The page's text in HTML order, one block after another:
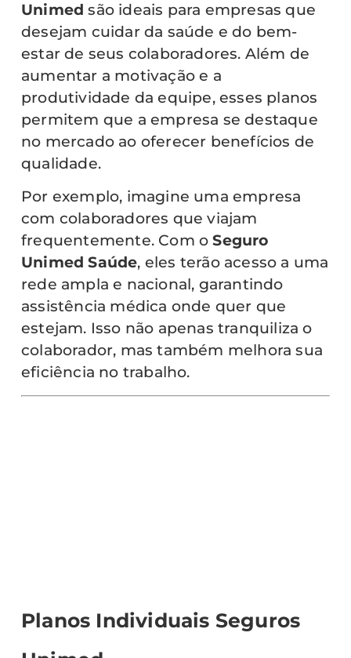
Unimed são ideais para empresas que
desejam cuidar da saúde e do bem-
estar de seus colaboradores. Além de
aumentar a motivação e a
produtividade da equipe, esses planos
permitem que a empresa se destaque
no mercado ao oferecer benefícios de
qualidade.
Por exemplo, imagine uma empresa
com colaboradores que viajam
frequentemente. Com oSeguro
Unimed Saúde, eles terão acesso a uma
rede ampla e nacional, garantindo
assistência médica onde quer que
estejam. Isso não apenas tranquiliza o
colaborador, mas também melhora sua
eficiência no trabalho.
Planos Individuais Seguros